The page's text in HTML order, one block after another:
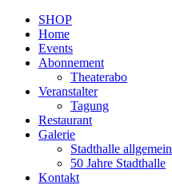
SHOP
Home
Events
Abonnement
Theaterabo
Veranstalter
Tagung
Restaurant
Galerie
Stadthalle allgemein
50 Jahre Stadthalle
Kontakt